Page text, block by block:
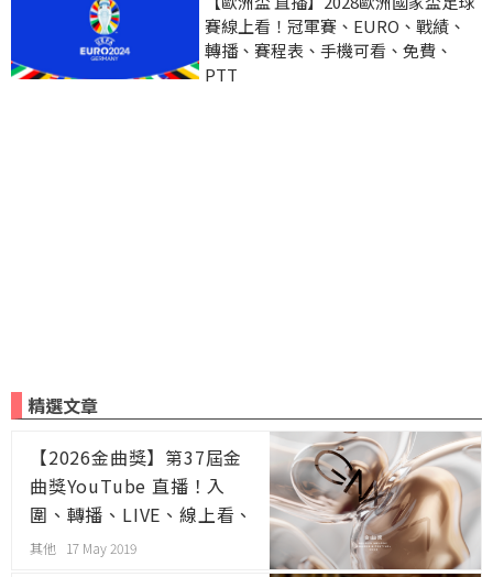
賽線上看！冠軍賽、EURO、戰績、
轉播、賽程表、手機可看、免費、
PTT
精選文章
【2026金曲獎】第37屆金
曲獎YouTube 直播！入
圍、轉播、LIVE、線上看、
主持人、入圍名單、得獎名
其他 17 May 2019